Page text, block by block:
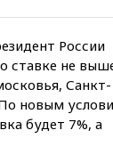
присвоения
приходит в
туристов
В Жуковском и
Геленджика
России
ставке не
Санкт-
новым
будет 7%, а